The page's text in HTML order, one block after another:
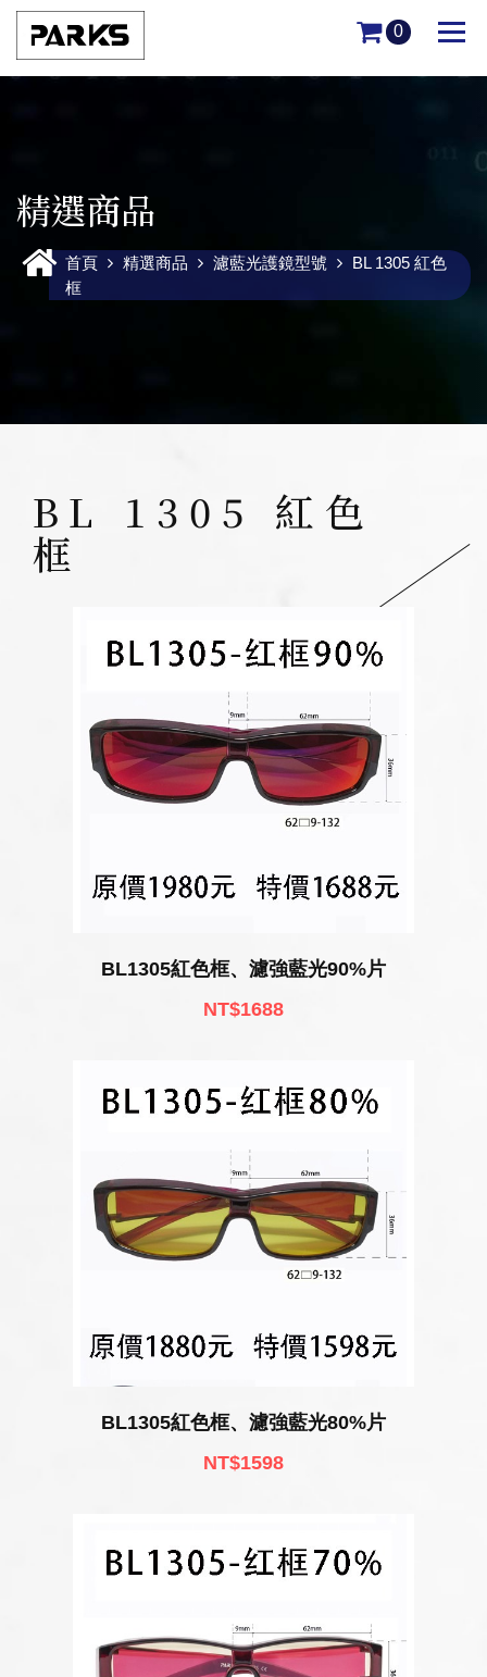
0
精選商品
首頁 精選商品 濾藍光護鏡型號
BL 1305 紅色
框
BL 1305 紅色
框
BL1305紅色框、濾強藍光90%片
NT$1688
BL1305紅色框、濾強藍光80%片
NT$1598